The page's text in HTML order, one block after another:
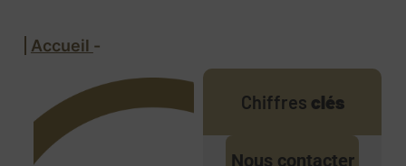
Accueil -
Chiffres clés
Nous contacter